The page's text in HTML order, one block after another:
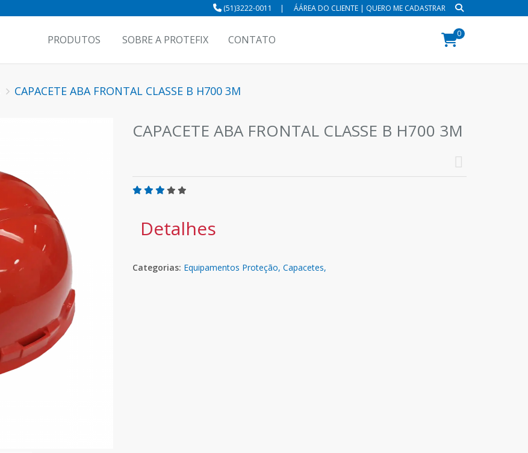
(51)3222-0011 | ÁÁREA DO CLIENTE | QUERO ME CADASTRAR
0
PRODUTOS SOBRE A PROTEFIX CONTATO
CAPACETE ABA FRONTAL CLASSE B H700 3M
CAPACETE ABA FRONTAL CLASSE B H700 3M
Detalhes
Categorias: Equipamentos Proteção, Capacetes,